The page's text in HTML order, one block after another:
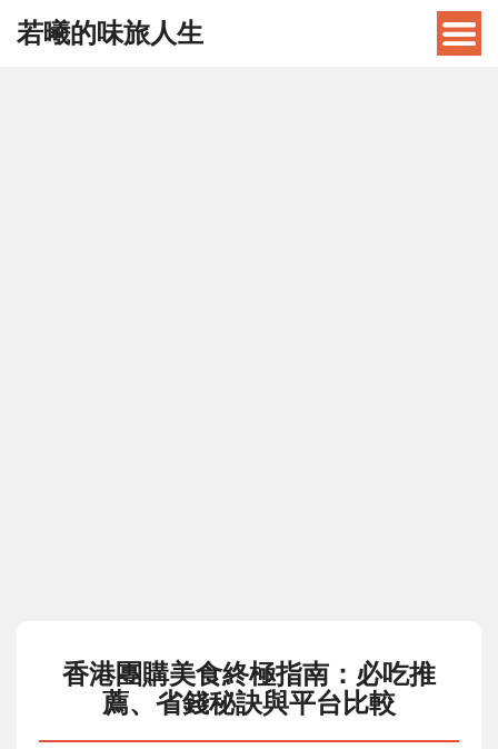
若曦的味旅人生
香港團購美食終極指南：必吃推
薦、省錢秘訣與平台比較